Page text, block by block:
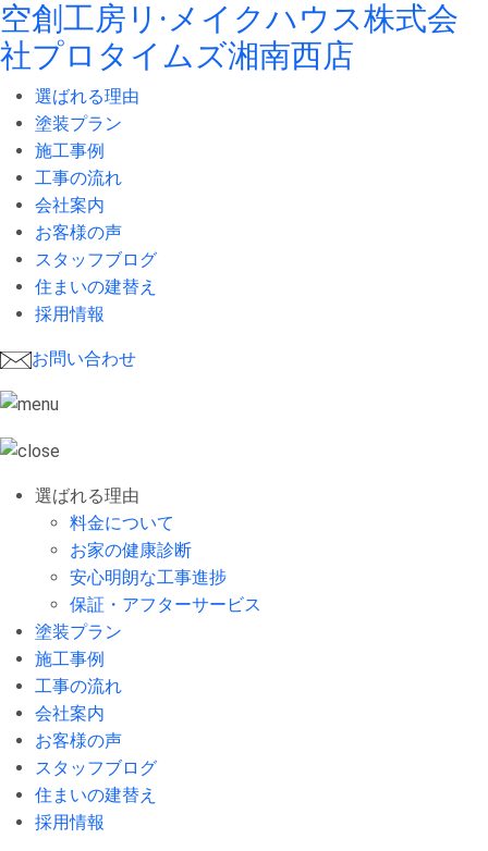
空創工房リ·メイクハウス株式会
社プロタイムズ湘南西店
選ばれる理由
塗装プラン
施工事例
工事の流れ
会社案内
お客様の声
スタッフブログ
住まいの建替え
採用情報
お問い合わせ
選ばれる理由
料金について
お家の健康診断
安心明朗な工事進捗
保証・アフターサービス
塗装プラン
施工事例
工事の流れ
会社案内
お客様の声
スタッフブログ
住まいの建替え
採用情報